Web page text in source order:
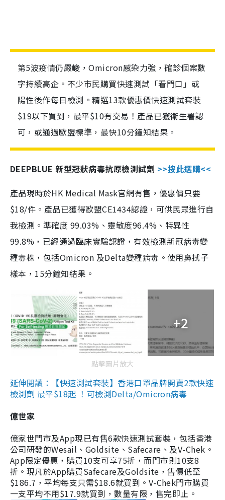
第5波疫情仍嚴峻，Omicron感染力強，確診個案數
字持續高企。不少市民購買快速測試「看門口」或
陽性後作每日檢測。精選13款優惠價快速測試套裝
$19以下買到，最平$10有交易！產品已獲衛生署認
可，或通過歐盟標準，最快10分鐘知結果。
DEEPBLUE 新型冠狀病毒抗原檢測試劑 >>按此選購<<
產品現時於HK Medical Mask官網有售，優惠價只要
$18/件。產品已獲得歐盟CE1434認證，可供民眾進行自
我檢測。準確度 99.03%、靈敏度96.4%、特異性
99.8%，已經通過臨床實驗認證，有效檢測新冠病毒變
種毒株，包括Omicron 及Delta變種病毒。使用鼻拭子
樣本，15分鐘知結果。
+2
點擊圖片放大
延伸閱讀：【快速測試套裝】香港口罩品牌開賣2款快速
檢測劑 最平$18起 ！可檢測Delta/Omicron病毒
億世家
億家世門市及App現已有售6款快速測試套裝，包括香港
公司研發的Wesail、Goldsite、Safecare、及V-Chek。
App限定優惠，購買10支可享75折，而門市則10支8
折。現凡於App購買Safecare及Goldsite，售價低至
$186.7，平均每支只需$18.6就買到。V-Chek門市購買
一支平均不用$17.9就買到，數量有限，售完即止。